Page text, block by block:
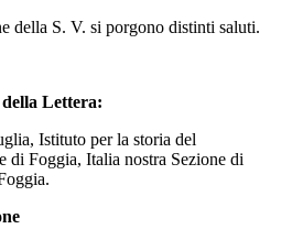
della S. V. si porgono distinti saluti.
Lettera:
Istituto per la storia del
di Foggia, Italia nostra Sezione di